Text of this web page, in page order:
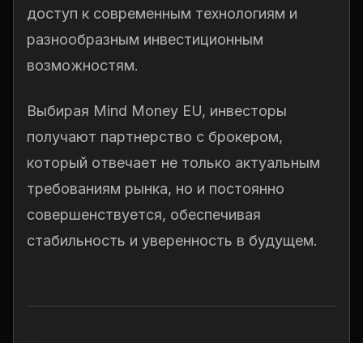
доступ к современным технологиям и
разнообразным инвестиционным
возможностям.
Выбирая Mind Money EU, инвесторы
получают партнерство с брокером,
который отвечает не только актуальным
требованиям рынка, но и постоянно
совершенствуется, обеспечивая
стабильность и уверенность в будущем.